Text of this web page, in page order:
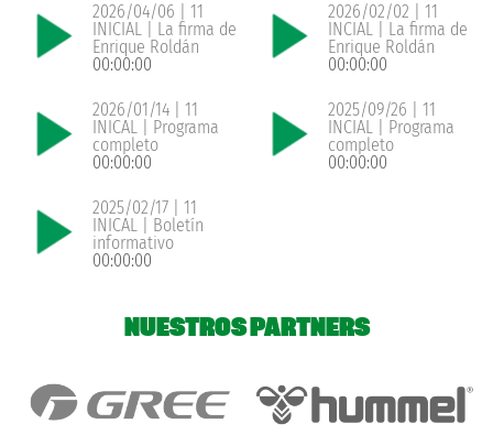
2026/04/06 | 11
INICIAL | La firma de
Enrique Roldán
00:00:00
2026/02/02 | 11
INCIAL | La firma de
Enrique Roldán
00:00:00
2026/01/14 | 11
INICAL | Programa
completo
00:00:00
2025/09/26 | 11
INCIAL | Programa
completo
00:00:00
2025/02/17 | 11
INICAL | Boletín
informativo
00:00:00
NUESTROS PARTNERS